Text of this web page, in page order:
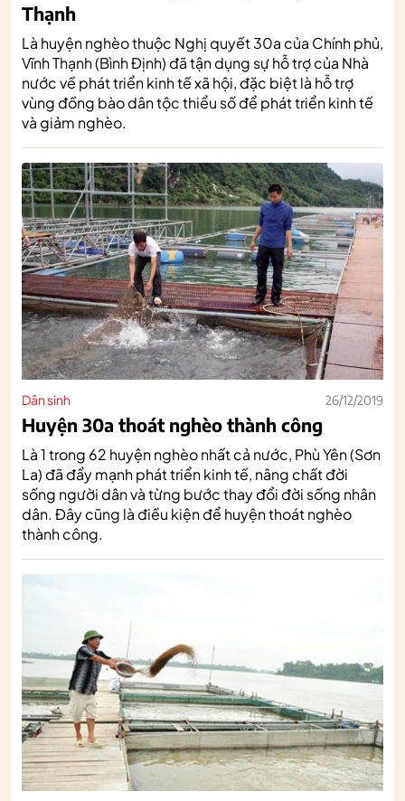
Thạnh
Là huyện nghèo thuộc Nghị quyết 30a của Chính phủ,
Vĩnh Thạnh (Bình Định) đã tận dụng sự hỗ trợ của Nhà
nước về phát triển kinh tế xã hội, đặc biệt là hỗ trợ
vùng đồng bào dân tộc thiểu số để phát triển kinh tế
và giảm nghèo.
Dân sinh 26/12/2019
Huyện 30a thoát nghèo thành công
Là 1 trong 62 huyện nghèo nhất cả nước, Phù Yên (Sơn
La) đã đẩy mạnh phát triển kinh tế, nâng chất đời
sống người dân và từng bước thay đổi đời sống nhân
dân. Đây cũng là điều kiện để huyện thoát nghèo
thành công.